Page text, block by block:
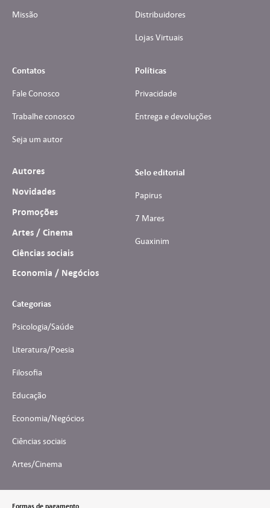
Missão Distribuidores
Lojas Virtuais
Contatos
Fale Conosco
Trabalhe conosco
Seja um autor
Políticas
Privacidade
Entrega e devoluções
Autores
Novidades
Promoções
Artes / Cinema
Ciências sociais
Economia / Negócios
Selo editorial
Papirus
7 Mares
Guaxinim
Categorias
Psicologia/Saúde
Literatura/Poesia
Filosofia
Educação
Economia/Negócios
Ciências sociais
Artes/Cinema